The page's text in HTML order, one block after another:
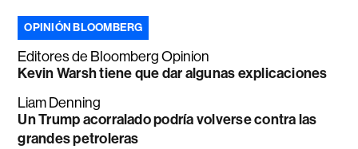
OPINIÓN BLOOMBERG
Editores de Bloomberg Opinion
Kevin Warsh tiene que dar algunas explicaciones
Liam Denning
Un Trump acorralado podría volverse contra las
grandes petroleras